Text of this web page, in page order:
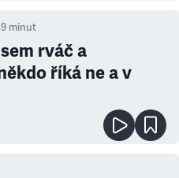
minut
rváč a
říká ne a v